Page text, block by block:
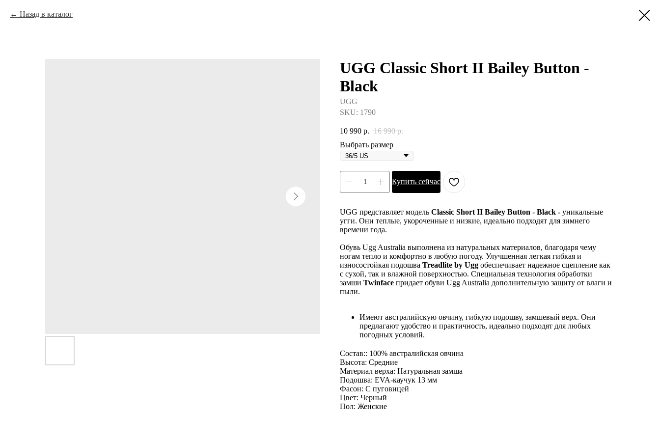
Назад в каталог
UGG Classic Short II Bailey Button -
Black
UGG
SKU: 1790
10 990 р. 16 990 р.
Выбрать размер
Купить сейчас
UGG представляет модель Classic Short II Bailey Button - Black - уникальные
угги. Они теплые, укороченные и низкие, идеально подходят для зимнего
времени года.
Обувь Ugg Australia выполнена из натуральных материалов, благодаря чему
ногам тепло и комфортно в любую погоду. Улучшенная легкая гибкая и
износостойкая подошва Treadlite by Ugg обеспечивает надежное сцепление как
с сухой, так и влажной поверхностью. Специальная технология обработки
замши Twinface придает обуви Ugg Australia дополнительную защиту от влаги и
пыли.
Имеют австралийскую овчину, гибкую подошву, замшевый верх. Они
предлагают удобство и практичность, идеально подходят для любых
погодных условий.
Состав:: 100% австралийская овчина
Высота: Средние
Материал верха: Натуральная замша
Подошва: EVA-каучук 13 мм
Фасон: С пуговицей
Цвет: Черный
Пол: Женские